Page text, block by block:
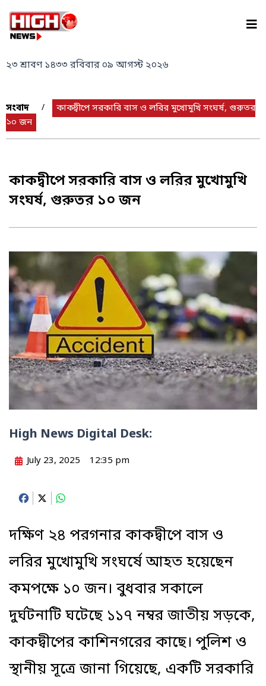
content
২৩ শ্রাবণ ১৪৩৩ রবিবার ০৯ আগস্ট ২০২৬
সংবাদ »
কাকদ্বীপে সরকারি বাস ও লরির মুখোমুখি সংঘর্ষ, গুরুতর
১০ জন
কাকদ্বীপে সরকারি বাস ও লরির মুখোমুখি
সংঘর্ষ, গুরুতর ১০ জন
High News Digital Desk:
July 23, 2025 12:35 pm
Facebook
X WhatsApp
দক্ষিণ ২৪ পরগনার কাকদ্বীপে বাস ও
লরির মুখোমুখি সংঘর্ষে আহত হয়েছেন
কমপক্ষে ১০ জন। বুধবার সকালে
দুর্ঘটনাটি ঘটেছে ১১৭ নম্বর জাতীয় সড়কে,
কাকদ্বীপের কাশিনগরের কাছে। পুলিশ ও
স্থানীয় সূত্রে জানা গিয়েছে, একটি সরকারি